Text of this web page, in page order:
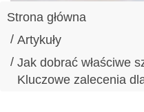
Strona główna
Artykuły
Jak dobrać właściwe
Kluczowe zalecenia